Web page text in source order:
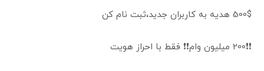
500$ هدیه به کاربران جدید،ثبت نام کن
❗❗200 میلیون وام❗❗ فقط با احراز هویت